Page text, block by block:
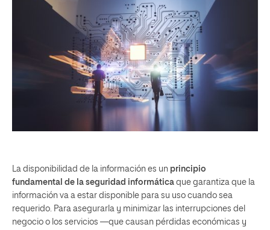
La disponibilidad de la información es un principio
fundamental de la seguridad informática que garantiza que la
información va a estar disponible para su uso cuando sea
requerido. Para asegurarla y minimizar las interrupciones del
negocio o los servicios —que causan pérdidas económicas y